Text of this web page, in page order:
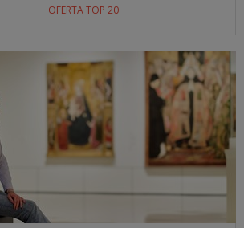
OFERTA TOP 20